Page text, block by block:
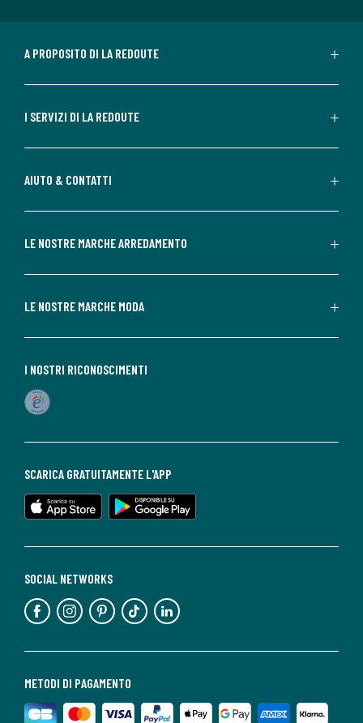
A PROPOSITO DI LA REDOUTE
I SERVIZI DI LA REDOUTE
AIUTO & CONTATTI
LE NOSTRE MARCHE ARREDAMENTO
LE NOSTRE MARCHE MODA
METODI DI PAGAMENTO
SOCIAL NETWORKS
SCARICA GRATUITAMENTE L'APP
I NOSTRI RICONOSCIMENTI